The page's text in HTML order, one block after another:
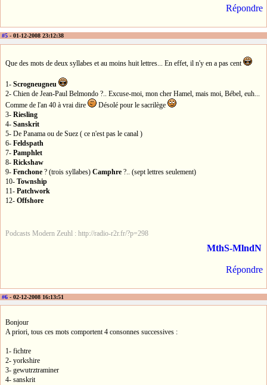
Répondre
#5 - 01-12-2008 23:12:38
Que des mots de deux syllabes et au moins huit lettres... En effet, il n'y en a pas cent
1- Scrogneugneu
2- Chien de Jean-Paul Belmondo ?.. Excuse-moi, mon cher Hamel, mais moi, Bébel, euh...
Comme de l'an 40 à vrai dire
Désolé pour le sacrilège
3- Riesling
4- Sanskrit
5- De Panama ou de Suez ( ce n'est pas le canal )
6- Feldspath
7- Pamphlet
8- Rickshaw
9- Fenchone ? (trois syllabes) Camphre ?.. (sept lettres seulement)
10- Township
11- Patchwork
12- Offshore
Podcasts Modern Zeuhl : http://radio-r2r.fr/?p=298
MthS-MlndN
Répondre
#6 - 02-12-2008 16:13:51
Bonjour
A priori, tous ces mots comportent 4 consonnes successives :
1- fichtre
2- yorkshire
3- gewutrztraminer
4- sanskrit